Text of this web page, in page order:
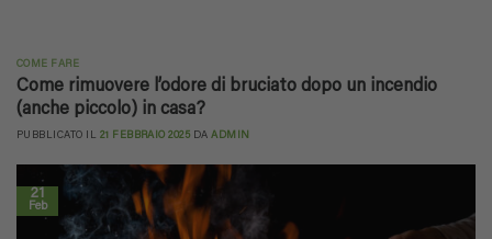
COME FARE
Come rimuovere l’odore di bruciato dopo un incendio
(anche piccolo) in casa?
PUBBLICATO IL 21 FEBBRAIO 2025 DAADMIN
21
Feb